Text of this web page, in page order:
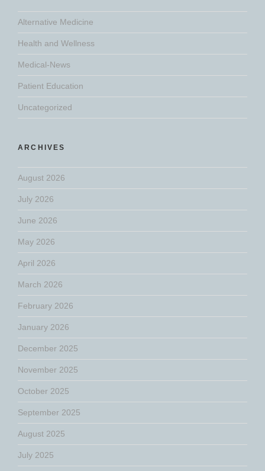
Alternative Medicine
Health and Wellness
Medical-News
Patient Education
Uncategorized
ARCHIVES
August 2026
July 2026
June 2026
May 2026
April 2026
March 2026
February 2026
January 2026
December 2025
November 2025
October 2025
September 2025
August 2025
July 2025